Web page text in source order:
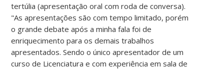
tertúlia (apresentação oral com roda de conversa).
"As apresentações são com tempo limitado, porém
o grande debate após a minha fala foi de
enriquecimento para os demais trabalhos
apresentados. Sendo o único apresentador de um
curso de Licenciatura e com experiência em sala de